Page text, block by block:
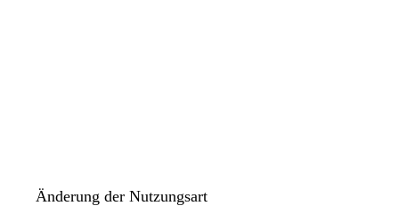
Änderung der Nutzungsart